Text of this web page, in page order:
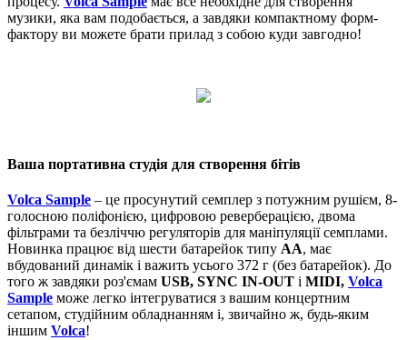
музики, яка вам подобається, а завдяки компактному форм-
фактору ви можете брати прилад з собою куди завгодно!
Ваша портативна студія для створення бітів
Volca Sample – це просунутий семплер з потужним рушієм, 8-
голосною поліфонією, цифровою реверберацією, двома
фільтрами та безліччю регуляторів для маніпуляції семплами.
Новинка працює від шести батарейок типу AA, має
вбудований динамік і важить усього 372 г (без батарейок). До
того ж завдяки роз'ємам USB, SYNC IN-OUT і MIDI, Volca
Sample може легко інтегруватися з вашим концертним
сетапом, студійним обладнанням і, звичайно ж, будь-яким
іншим Volca!